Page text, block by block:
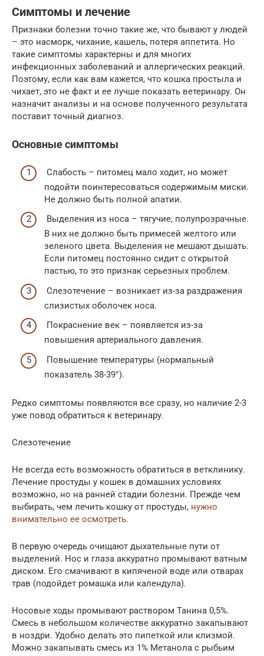
Симптомы и лечение
Признаки болезни точно такие же, что бывают у людей
– это насморк, чихание, кашель, потеря аппетита. Но
такие симптомы характерны и для многих
инфекционных заболеваний и аллергических реакций.
Поэтому, если как вам кажется, что кошка простыла и
чихает, это не факт и ее лучше показать ветеринару. Он
назначит анализы и на основе полученного результата
поставит точный диагноз.
Основные симптомы
Слабость – питомец мало ходит, но может
подойти поинтересоваться содержимым миски.
Не должно быть полной апатии.
Выделения из носа – тягучие, полупрозрачные.
В них не должно быть примесей желтого или
зеленого цвета. Выделения не мешают дышать.
Если питомец постоянно сидит с открытой
пастью, то это признак серьезных проблем.
Слезотечение – возникает из-за раздражения
слизистых оболочек носа.
Покраснение век – появляется из-за
повышения артериального давления.
Повышение температуры (нормальный
показатель 38-39°).
Редко симптомы появляются все сразу, но наличие 2-3
уже повод обратиться к ветеринару.
Слезотечение
Не всегда есть возможность обратиться в ветклинику.
Лечение простуды у кошек в домашних условиях
возможно, но на ранней стадии болезни. Прежде чем
выбирать, чем лечить кошку от простуды, нужно
внимательно ее осмотреть.
В первую очередь очищают дыхательные пути от
выделений. Нос и глаза аккуратно промывают ватным
диском. Его смачивают в кипяченой воде или отварах
трав (подойдет ромашка или календула).
Носовые ходы промывают раствором Танина 0,5%.
Смесь в небольшом количестве аккуратно закапывают
в ноздри. Удобно делать это пипеткой или клизмой.
Можно закапывать смесь из 1% Метанола с рыбьим